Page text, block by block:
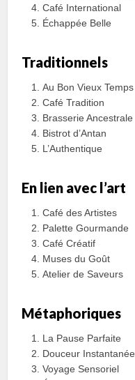
Café International
Échappée Belle
Traditionnels
Au Bon Vieux Temps
Café Tradition
Brasserie Ancestrale
Bistrot d’Antan
L’Authentique
En lien avec l’art
Café des Artistes
Palette Gourmande
Café Créatif
Muses du Goût
Atelier de Saveurs
Métaphoriques
La Pause Parfaite
Douceur Instantanée
Voyage Sensoriel